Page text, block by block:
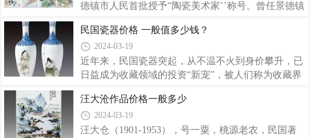
款从光绪元年开始，景德镇御窑厂陆续为清代宫廷和
不景气的制瓷业稍有复苏。下面是光绪瓷器的一些鉴
定要点：一、光绪瓷器鉴定造型特征：光绪瓷器除了
沿用传统样式外，新创的器型有官窑荷叶式盖
德镇市人民首批授予“陶瓷美术家’’称号。曾任景德镇
员。张景寿的艺龄长达60余年，创作和设计出大量陶
瓷美术作品。他以粉彩花鸟瓷画见长，画面多为紫藤
花鸟，笔力老到，技艺精湛，工写兼备，形神俱佳，
具有品位高、格调雅的艺术特色。晚年之作，以大幅
在国内获奖，有些以重金收藏。其作品还先后在美
国、印尼、新加坡、香港、澳门等国家和地区展出，
受到陶瓷界专家学者及收藏家的好评。张景寿
民国瓷器价格 一般值多少钱？
2024-03-19
近年来，民国瓷器突起，从不温不火到身价攀升，已
日益成为收藏领域的投资“新宠”，被人们称为收藏界
主角，近半年成交价格一路攀升，备受藏友们关注。
就在日前举行的中国景德镇国际艺术陶瓷拍卖会上，
民国瓷器全场成交率达到了91%，“珠山八友”之一的
汪大沧作品价格一般多少
2024-03-19
汪大仓（1901-1953），号一粟，桃源老农，民国著